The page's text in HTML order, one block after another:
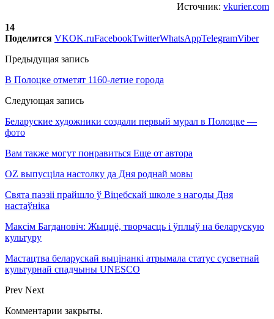
Источник: vkurier.com
14
Поделится VKOK.ruFacebookTwitterWhatsAppTelegramViber
Предыдущая запись
В Полоцке отметят 1160-летие города
Следующая запись
Беларуские художники создали первый мурал в Полоцке —
фото
Вам также могут понравиться Еще от автора
OZ выпусціла настолку да Дня роднай мовы
Свята паэзіі прайшло ў Віцебскай школе з нагоды Дня
настаўніка
Максім Багдановіч: Жыццё, творчасць і ўплыў на беларускую
культуру
Мастацтва беларускай выцінанкі атрымала статус сусветнай
культурнай спадчыны UNESCO
Prev Next
Комментарии закрыты.